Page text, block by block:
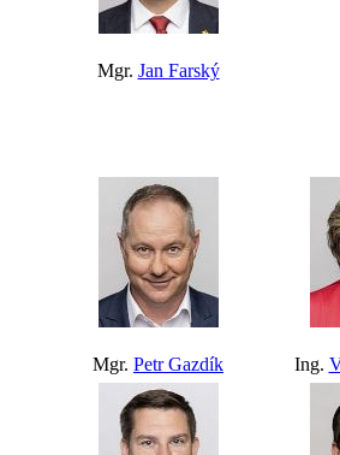
Mgr. Jan Farský
Mgr. Petr Gazdík Ing.